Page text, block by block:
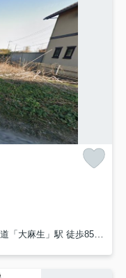
「大麻生」駅 徒歩85分